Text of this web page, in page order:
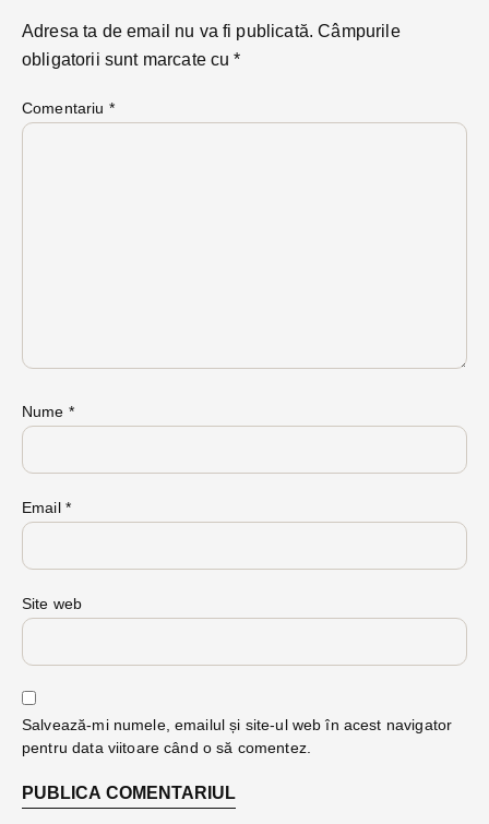
Adresa ta de email nu va fi publicată. Câmpurile
obligatorii sunt marcate cu*
Comentariu *
Nume *
Email *
Site web
Salvează-mi numele, emailul și site-ul web în acest navigator
pentru data viitoare când o să comentez.